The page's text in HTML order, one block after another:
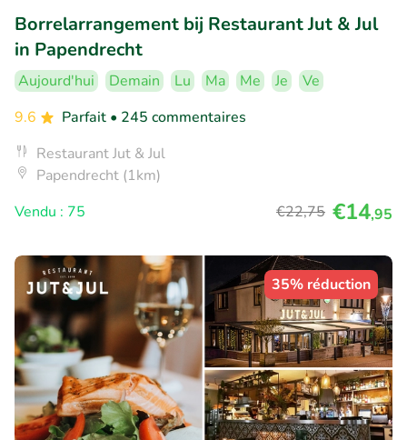
Borrelarrangement bij Restaurant Jut & Jul
in Papendrecht
Aujourd'hui Demain Lu Ma Me Je
Ve
9.6
Parfait • 245 commentaires
Restaurant Jut & Jul
Papendrecht (1km)
Vendu : 75
€22,75 €14,95
35% réduction